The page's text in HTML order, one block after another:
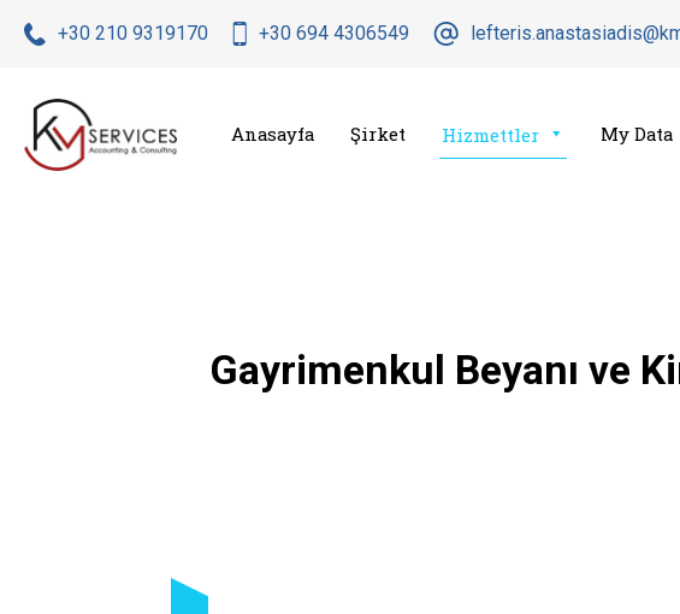
+30 210 9319170 +30 694 4306549
Anasayfa Şirket Hizmettler My Data
Gayrimenkul Beyanı ve